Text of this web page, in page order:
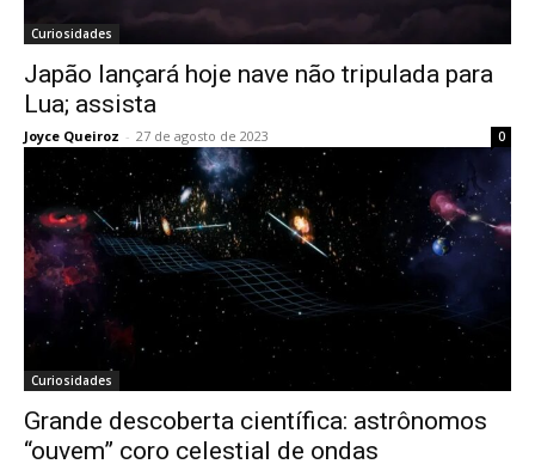
Curiosidades
Japão lançará hoje nave não tripulada para
Lua; assista
Joyce Queiroz - 27 de agosto de 2023 0
Curiosidades
Grande descoberta científica: astrônomos
“ouvem” coro celestial de ondas